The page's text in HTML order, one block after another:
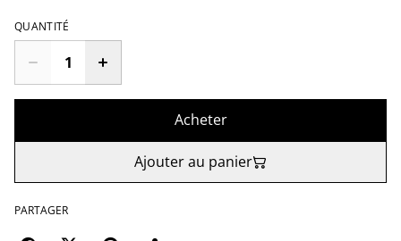
QUANTITÉ
Acheter
Ajouter au panier
PARTAGER